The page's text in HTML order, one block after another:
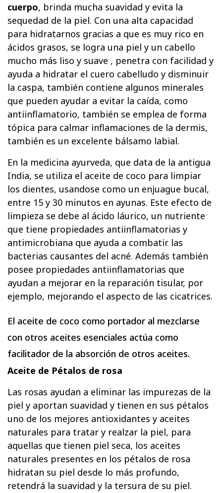
cuerpo, brinda mucha suavidad y evita la
sequedad de la piel. Con una alta capacidad
para hidratarnos gracias a que es muy rico en
ácidos grasos, se logra una piel y un cabello
mucho más liso y suave , penetra con facilidad y
ayuda a hidratar el cuero cabelludo y disminuir
la caspa, también contiene algunos minerales
que pueden ayudar a evitar la caída, como
antiinflamatorio, también se emplea de forma
tópica para calmar inflamaciones de la dermis,
también es un excelente bálsamo labial.
En la medicina ayurveda, que data de la antigua
India, se utiliza el aceite de coco para limpiar
los dientes, usandose como un enjuague bucal,
entre 15 y 30 minutos en ayunas. Este efecto de
limpieza se debe al ácido láurico, un nutriente
que tiene propiedades antiinflamatorias y
antimicrobiana que ayuda a combatir las
bacterias causantes del acné. Además también
posee propiedades antiinflamatorias que
ayudan a mejorar en la reparación tisular, por
ejemplo, mejorando el aspecto de las cicatrices.
El aceite de coco como portador al mezclarse
con otros aceites esenciales actúa como
facilitador de la absorción de otros aceites.
Aceite de Pétalos de rosa
Las rosas ayudan a eliminar las impurezas de la
piel y aportan suavidad y tienen en sus pétalos
uno de los mejores antioxidantes y aceites
naturales para tratar y realzar la piel, para
aquellas que tienen piel seca, los aceites
naturales presentes en los pétalos de rosa
hidratan su piel desde lo más profundo,
retendrá la suavidad y la tersura de su piel.